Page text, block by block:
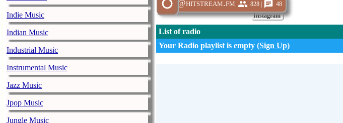
Indie Music
Indian Music
Industrial Music
Instrumental Music
Jazz Music
Jpop Music
Jungle Music
Instagram
@hitstream.fm 828 | 48
List of radio
Your Radio playlist is empty (Sign Up)